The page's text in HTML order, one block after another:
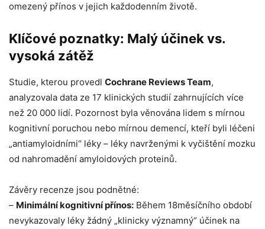
omezený přínos v jejich každodenním životě.
Klíčové poznatky: Malý účinek vs.
vysoká zátěž
Studie, kterou provedl Cochrane Reviews Team,
analyzovala data ze 17 klinických studií zahrnujících více
než 20 000 lidí. Pozornost byla věnována lidem s mírnou
kognitivní poruchou nebo mírnou demencí, kteří byli léčeni
„antiamyloidními“ léky – léky navrženými k vyčištění mozku
od nahromadění amyloidových proteinů.
Závěry recenze jsou podnětné:
– Minimální kognitivní přínos: Během 18měsíčního období
nevykazovaly léky žádný „klinicky významný“ účinek na